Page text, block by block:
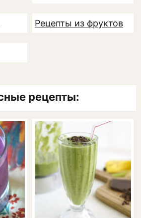
Рецепты из фруктов
рецепты: